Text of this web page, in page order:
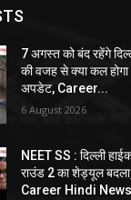
7 अगस्त को बंद रहेंगे
की वजह से क्या कल
अपडेट, Career...
6 August 2026
NEET SS : दिल्ली
राउंड 2 का शेड्यूल
Career Hindi News